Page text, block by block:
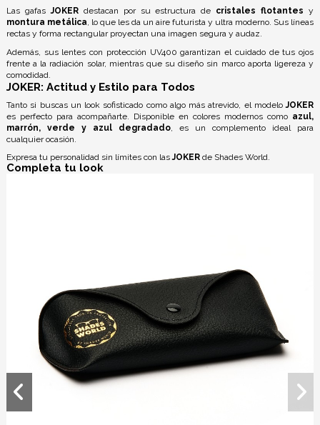
Las gafasJOKERdestacan por su estructura de cristales flotantes y
montura metálica, lo que les da un aire futurista y ultra moderno. Sus líneas
rectas y forma rectangular proyectan una imagen segura y audaz.
Además, sus lentes con protección UV400 garantizan el cuidado de tus ojos
frente a la radiación solar, mientras que su diseño sin marco aporta ligereza y
comodidad.
JOKER: Actitud y Estilo para Todos
Tanto si buscas un look sofisticado como algo más atrevido, el modeloJOKER
es perfecto para acompañarte. Disponible en colores modernos como azul,
marrón, verde y azul degradado , es un complemento ideal para
cualquier ocasión.
Expresa tu personalidad sin límites con lasJOKER de Shades World.
Completa tu look